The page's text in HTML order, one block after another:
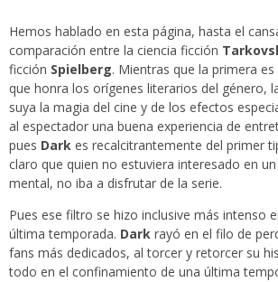
Hemos hablado en esta página, hasta el
comparación entre la ciencia ficción
ficción Spielberg. Mientras que la primera
que honra los orígenes literarios del género,
suya la magia del cine y de los efectos
al espectador una buena experiencia de
pues Dark es recalcitrantemente del primer
claro que quien no estuviera interesado en
mental, no iba a disfrutar de la serie.
Pues ese filtro se hizo inclusive más intenso
última temporada. Dark rayó en el filo de
fans más dedicados, al torcer y retorcer su
todo en el confinamiento de una última